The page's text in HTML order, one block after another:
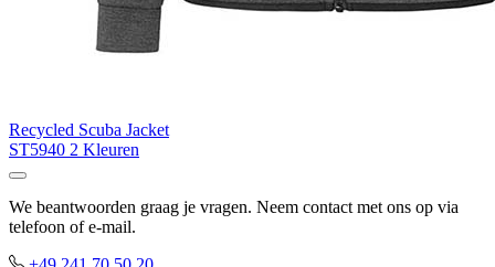
Recycled Scuba Jacket
ST5940 2 Kleuren
We beantwoorden graag je vragen. Neem contact met ons op via
telefoon of e-mail.